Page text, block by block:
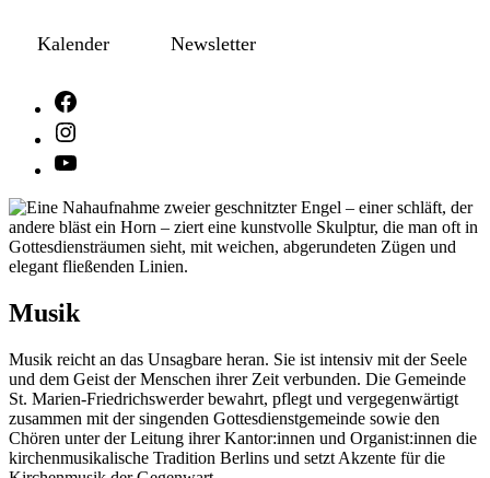
Kalender Newsletter
Musik
Musik reicht an das Unsagbare heran. Sie ist intensiv mit der Seele
und dem Geist der Menschen ihrer Zeit verbunden. Die Gemeinde
St. Marien-Friedrichswerder bewahrt, pflegt und vergegenwärtigt
zusammen mit der singenden Gottesdienstgemeinde sowie den
Chören unter der Leitung ihrer Kantor:innen und Organist:innen die
kirchenmusikalische Tradition Berlins und setzt Akzente für die